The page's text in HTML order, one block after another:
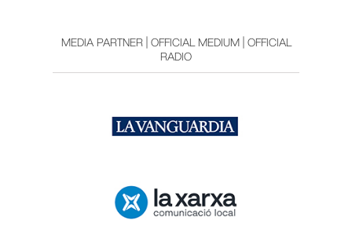
MEDIA PARTNER | OFFICIAL MEDIUM | OFFICIAL
RADIO